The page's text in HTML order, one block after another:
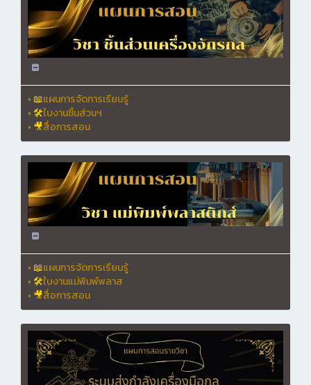
• 📖แผนการจัดการเรียนรู้
• 🛠ใบงานชิ้นส่วนฯ
• 🎥สื่อการสอน
• 📖แผนการจัดการเรียนรู้
• 🛠ใบงานแม่พิมพ์พลาส
• 🎥สื่อการสอน